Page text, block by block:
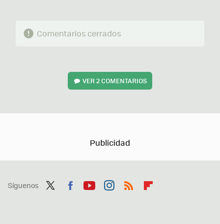
Comentarios cerrados
VER2 COMENTARIOS
Síguenos